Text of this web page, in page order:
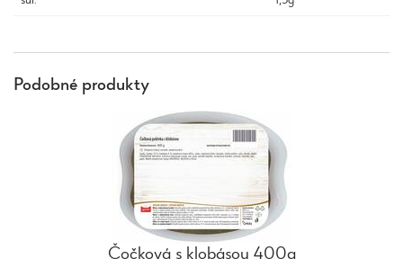
Podobné produkty
Čočková s klobásou 400g